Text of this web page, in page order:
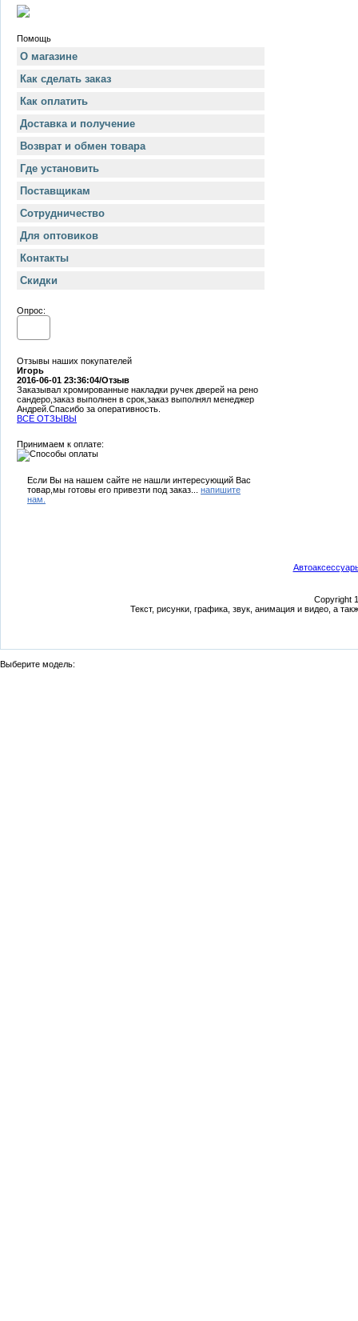
Помощь
О магазине
Как сделать заказ
Как оплатить
Доставка и получение
Возврат и обмен товара
Где установить
Поставщикам
Сотрудничество
Для оптовиков
Контакты
Cкидки
Опрос:
Отзывы наших покупателей
Игорь
2016-06-01 23:36:04/Отзыв
Заказывал хромированные накладки ручек дверей на рено
сандеро,заказ выполнен в срок,заказ выполнял менеджер
Андрей.Спасибо за оперативность.
ВСЕ ОТЗЫВЫ
Принимаем к оплате:
Если Вы на нашем сайте не нашли интересующий Вас
товар,мы готовы его привезти под заказ... напишите
нам.
Copyright
Текст, рисунки, графика, звук, анимация и видео, а
Выберите модель: